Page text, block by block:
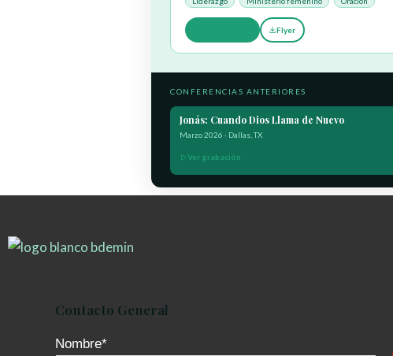
Flyer
CONFERENCIAS ANTERIORES
Jonás: Cuando Dios Llama de Nuevo
Marzo 2026 · Dallas, TX
Ver grabación
Contacto General
Nombre*